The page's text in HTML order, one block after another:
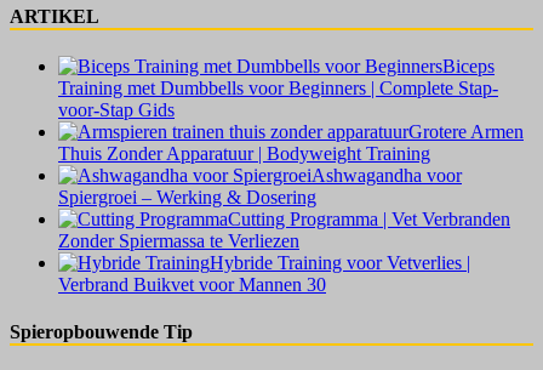
ARTIKEL
Biceps
Training met Dumbbells voor Beginners | Complete Stap-
voor-Stap Gids
Grotere Armen
Thuis Zonder Apparatuur | Bodyweight Training
Ashwagandha voor
Spiergroei – Werking & Dosering
Cutting Programma | Vet Verbranden
Zonder Spiermassa te Verliezen
Hybride Training voor Vetverlies |
Verbrand Buikvet voor Mannen 30
Spieropbouwende Tip